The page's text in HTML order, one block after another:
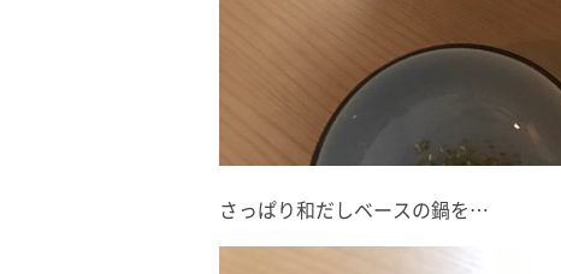
さっぱり和だしベースの鍋を…